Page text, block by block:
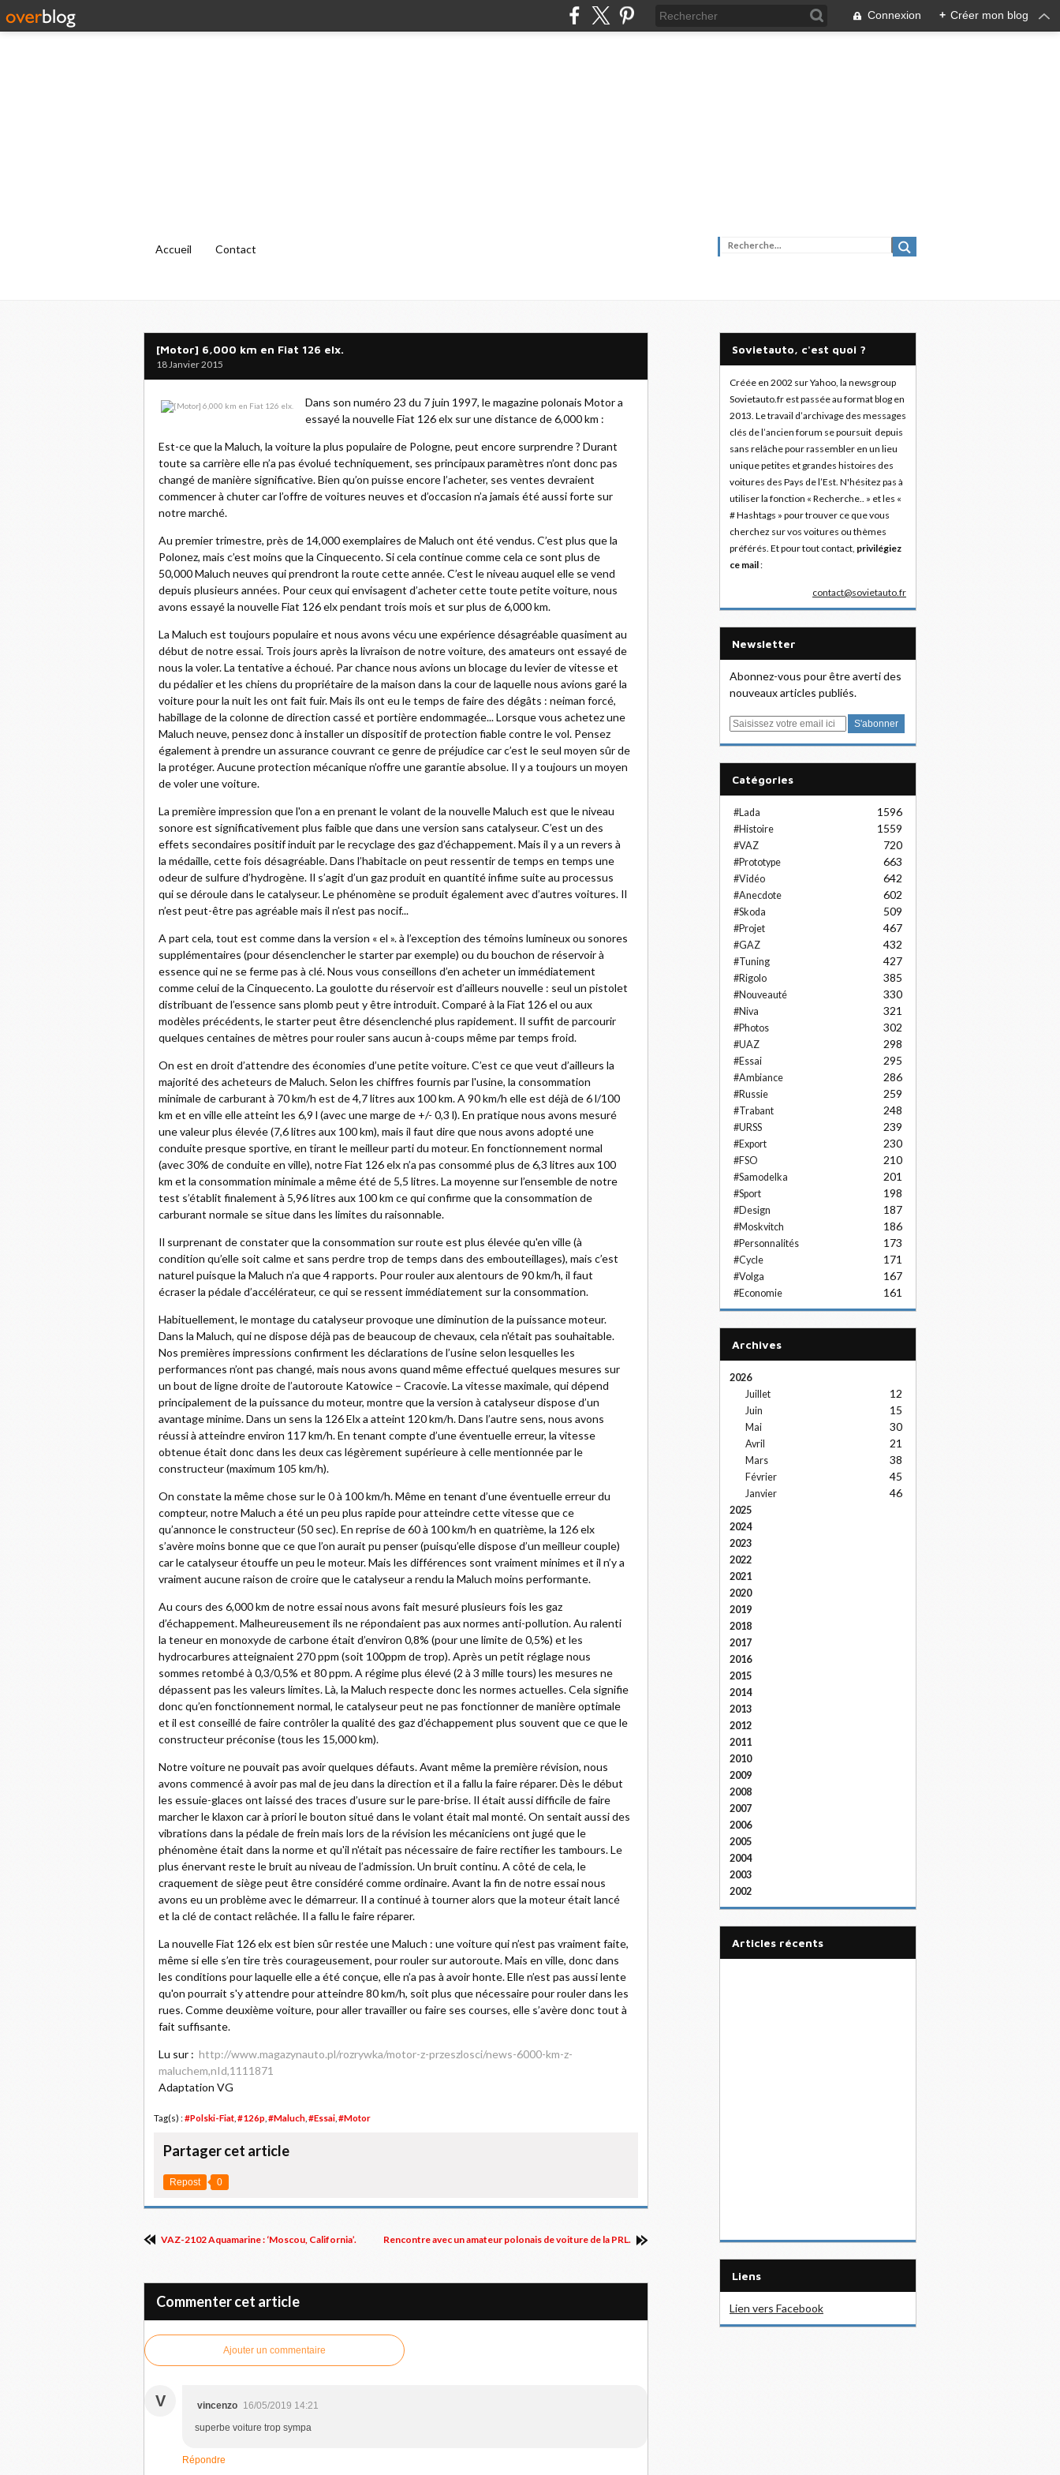
Connexion + Créer mon blog
Accueil Contact
[Motor] 6,000 km en Fiat 126 elx.
18 Janvier 2015
Dans son numéro 23 du 7 juin 1997, le magazine polonais Motor a
essayé la nouvelle Fiat 126 elx sur une distance de 6,000 km :
Est-ce que la Maluch, la voiture la plus populaire de Pologne, peut encore surprendre ? Durant
toute sa carrière elle n’a pas évolué techniquement, ses principaux paramètres n’ont donc pas
changé de manière significative. Bien qu’on puisse encore l’acheter, ses ventes devraient
commencer à chuter car l’offre de voitures neuves et d’occasion n’a jamais été aussi forte sur
notre marché.
Au premier trimestre, près de 14,000 exemplaires de Maluch ont été vendus. C’est plus que la
Polonez, mais c’est moins que la Cinquecento. Si cela continue comme cela ce sont plus de
50,000 Maluch neuves qui prendront la route cette année. C’est le niveau auquel elle se vend
depuis plusieurs années. Pour ceux qui envisagent d’acheter cette toute petite voiture, nous
avons essayé la nouvelle Fiat 126 elx pendant trois mois et sur plus de 6,000 km.
La Maluch est toujours populaire et nous avons vécu une expérience désagréable quasiment au
début de notre essai. Trois jours après la livraison de notre voiture, des amateurs ont essayé de
nous la voler. La tentative a échoué. Par chance nous avions un blocage du levier de vitesse et
du pédalier et les chiens du propriétaire de la maison dans la cour de laquelle nous avions garé la
voiture pour la nuit les ont fait fuir. Mais ils ont eu le temps de faire des dégâts : neiman forcé,
habillage de la colonne de direction cassé et portière endommagée... Lorsque vous achetez une
Maluch neuve, pensez donc à installer un dispositif de protection fiable contre le vol. Pensez
également à prendre un assurance couvrant ce genre de préjudice car c’est le seul moyen sûr de
la protéger. Aucune protection mécanique n’offre une garantie absolue. Il y a toujours un moyen
de voler une voiture.
La première impression que l'on a en prenant le volant de la nouvelle Maluch est que le niveau
sonore est significativement plus faible que dans une version sans catalyseur. C’est un des
effets secondaires positif induit par le recyclage des gaz d’échappement. Mais il y a un revers à
la médaille, cette fois désagréable. Dans l’habitacle on peut ressentir de temps en temps une
odeur de sulfure d’hydrogène. Il s’agit d’un gaz produit en quantité infime suite au processus
qui se déroule dans le catalyseur. Le phénomène se produit également avec d’autres voitures. Il
n’est peut-être pas agréable mais il n’est pas nocif...
A part cela, tout est comme dans la version « el ». à l’exception des témoins lumineux ou sonores
supplémentaires (pour désenclencher le starter par exemple) ou du bouchon de réservoir à
essence qui ne se ferme pas à clé. Nous vous conseillons d’en acheter un immédiatement
comme celui de la Cinquecento. La goulotte du réservoir est d’ailleurs nouvelle : seul un pistolet
distribuant de l’essence sans plomb peut y être introduit. Comparé à la Fiat 126 el ou aux
modèles précédents, le starter peut être désenclenché plus rapidement. Il suffit de parcourir
quelques centaines de mètres pour rouler sans aucun à-coups même par temps froid.
On est en droit d’attendre des économies d’une petite voiture. C’est ce que veut d’ailleurs la
majorité des acheteurs de Maluch. Selon les chiffres fournis par l'usine, la consommation
minimale de carburant à 70 km/h est de 4,7 litres aux 100 km. A 90 km/h elle est déjà de 6 l/100
km et en ville elle atteint les 6,9 l (avec une marge de +/- 0,3 l). En pratique nous avons mesuré
une valeur plus élevée (7,6 litres aux 100 km), mais il faut dire que nous avons adopté une
conduite presque sportive, en tirant le meilleur parti du moteur. En fonctionnement normal
(avec 30% de conduite en ville), notre Fiat 126 elx n’a pas consommé plus de 6,3 litres aux 100
km et la consommation minimale a même été de 5,5 litres. La moyenne sur l’ensemble de notre
test s’établit finalement à 5,96 litres aux 100 km ce qui confirme que la consommation de
carburant normale se situe dans les limites du raisonnable.
Il surprenant de constater que la consommation sur route est plus élevée qu'en ville (à
condition qu’elle soit calme et sans perdre trop de temps dans des embouteillages), mais c’est
naturel puisque la Maluch n’a que 4 rapports. Pour rouler aux alentours de 90 km/h, il faut
écraser la pédale d’accélérateur, ce qui se ressent immédiatement sur la consommation.
Habituellement, le montage du catalyseur provoque une diminution de la puissance moteur.
Dans la Maluch, qui ne dispose déjà pas de beaucoup de chevaux, cela n'était pas souhaitable.
Nos premières impressions confirment les déclarations de l’usine selon lesquelles les
performances n’ont pas changé, mais nous avons quand même effectué quelques mesures sur
un bout de ligne droite de l’autoroute Katowice – Cracovie. La vitesse maximale, qui dépend
principalement de la puissance du moteur, montre que la version à catalyseur dispose d’un
avantage minime. Dans un sens la 126 Elx a atteint 120 km/h. Dans l’autre sens, nous avons
réussi à atteindre environ 117 km/h. En tenant compte d’une éventuelle erreur, la vitesse
obtenue était donc dans les deux cas légèrement supérieure à celle mentionnée par le
constructeur (maximum 105 km/h).
On constate la même chose sur le 0 à 100 km/h. Même en tenant d’une éventuelle erreur du
compteur, notre Maluch a été un peu plus rapide pour atteindre cette vitesse que ce
qu’annonce le constructeur (50 sec). En reprise de 60 à 100 km/h en quatrième, la 126 elx
s’avère moins bonne que ce que l’on aurait pu penser (puisqu’elle dispose d’un meilleur couple)
car le catalyseur étouffe un peu le moteur. Mais les différences sont vraiment minimes et il n’y a
vraiment aucune raison de croire que le catalyseur a rendu la Maluch moins performante.
Au cours des 6,000 km de notre essai nous avons fait mesuré plusieurs fois les gaz
d’échappement. Malheureusement ils ne répondaient pas aux normes anti-pollution. Au ralenti
la teneur en monoxyde de carbone était d’environ 0,8% (pour une limite de 0,5%) et les
hydrocarbures atteignaient 270 ppm (soit 100ppm de trop). Après un petit réglage nous
sommes retombé à 0,3/0,5% et 80 ppm. A régime plus élevé (2 à 3 mille tours) les mesures ne
dépassent pas les valeurs limites. Là, la Maluch respecte donc les normes actuelles. Cela signifie
donc qu’en fonctionnement normal, le catalyseur peut ne pas fonctionner de manière optimale
et il est conseillé de faire contrôler la qualité des gaz d’échappement plus souvent que ce que le
constructeur préconise (tous les 15,000 km).
Notre voiture ne pouvait pas avoir quelques défauts. Avant même la première révision, nous
avons commencé à avoir pas mal de jeu dans la direction et il a fallu la faire réparer. Dès le début
les essuie-glaces ont laissé des traces d’usure sur le pare-brise. Il était aussi difficile de faire
marcher le klaxon car à priori le bouton situé dans le volant était mal monté. On sentait aussi des
vibrations dans la pédale de frein mais lors de la révision les mécaniciens ont jugé que le
phénomène était dans la norme et qu'il n'était pas nécessaire de faire rectifier les tambours. Le
plus énervant reste le bruit au niveau de l’admission. Un bruit continu. A côté de cela, le
craquement de siège peut être considéré comme ordinaire. Avant la fin de notre essai nous
avons eu un problème avec le démarreur. Il a continué à tourner alors que la moteur était lancé
et la clé de contact relâchée. Il a fallu le faire réparer.
La nouvelle Fiat 126 elx est bien sûr restée une Maluch : une voiture qui n’est pas vraiment faite,
même si elle s’en tire très courageusement, pour rouler sur autoroute. Mais en ville, donc dans
les conditions pour laquelle elle a été conçue, elle n’a pas à avoir honte. Elle n’est pas aussi lente
qu'on pourrait s'y attendre pour atteindre 80 km/h, soit plus que nécessaire pour rouler dans les
rues. Comme deuxième voiture, pour aller travailler ou faire ses courses, elle s’avère donc tout à
fait suffisante.
Lu sur : http://www.magazynauto.pl/rozrywka/motor-z-przeszlosci/news-6000-km-z-
maluchem,nId,1111871
Adaptation VG
Tag(s) : #Polski-Fiat #126p #Maluch #Essai #Motor
Partager cet article
Repost 0
VAZ-2102 Aquamarine : ‘Moscou, California’. Rencontre avec un amateur polonais de voiture de la PRL.
Commenter cet article
Ajouter un commentaire
V vincenzo 16/05/2019 14:21
superbe voiture trop sympa
Répondre
Sovietauto, c'est quoi ?
Créée en 2002 sur Yahoo, la newsgroup
Sovietauto.fr est passée au format blog en
2013. Le travail d’archivage des messages
clés de l’ancien forum se poursuit depuis
sans relâche pour rassembler en un lieu
unique petites et grandes histoires des
voitures des Pays de l’Est. N'hésitez pas à
utiliser la fonction « Recherche.. » et les «
# Hashtags » pour trouver ce que vous
cherchez sur vos voitures ou thèmes
préférés. Et pour tout contact, privilégiez
ce mail:
contact@sovietauto.fr
Newsletter
Abonnez-vous pour être averti des
nouveaux articles publiés.
E
Catégories
#Lada 1596
#Histoire 1559
#VAZ 720
#Prototype 663
#Vidéo 642
#Anecdote 602
#Skoda 509
#Projet 467
#GAZ 432
#Tuning 427
#Rigolo 385
#Nouveauté 330
#Niva 321
#Photos 302
#UAZ 298
#Essai 295
#Ambiance 286
#Russie 259
#Trabant 248
#URSS 239
#Export 230
#FSO 210
#Samodelka 201
#Sport 198
#Design 187
#Moskvitch 186
#Personnalités 173
#Cycle 171
#Volga 167
#Economie 161
Archives
2026
Juillet
12
Juin 15
Mai 30
Avril 21
Mars 38
Février 45
Janvier 46
2025
2024
2023
2022
2021
2020
2019
2018
2017
2016
2015
2014
2013
2012
2011
2010
2009
2008
2007
2006
2005
2004
2003
2002
articles récents
Liens
Lien vers Facebook